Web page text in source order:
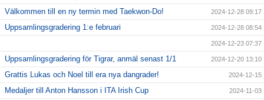
Välkommen till en ny termin med Taekwon-Do! 2024-12-28 09:17
Uppsamlingsgradering 1:e februari 2024-12-28 08:54
2024-12-23 07:37
Uppsamlingsgradering för Tigrar, anmäl senast 1/1 2024-12-20 13:10
Grattis Lukas och Noel till era nya dangrader! 2024-12-15
Medaljer till Anton Hansson i ITA Irish Cup 2024-11-03